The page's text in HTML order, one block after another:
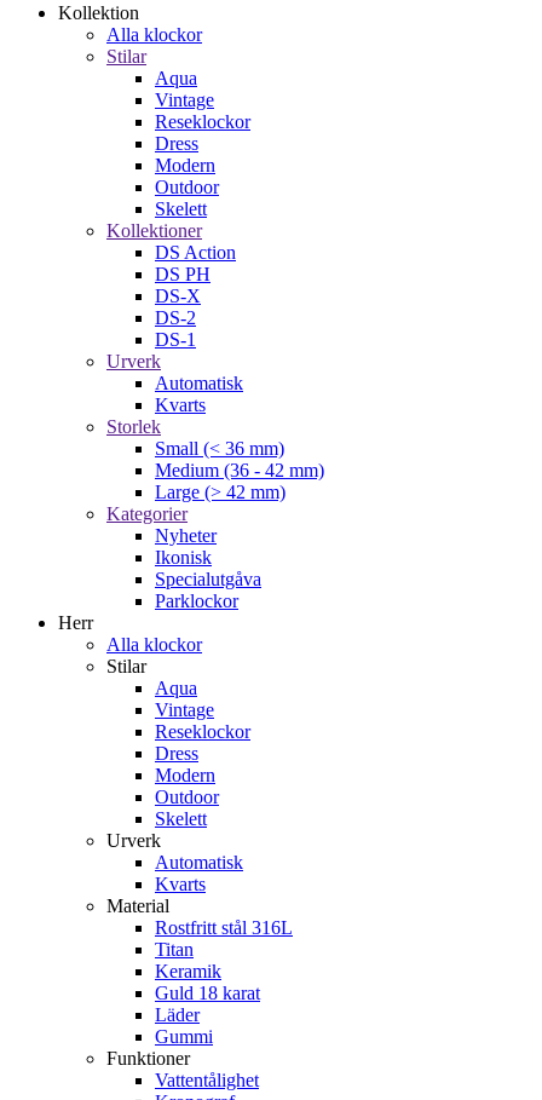
Kollektion
Alla klockor
Stilar
Aqua
Vintage
Reseklockor
Dress
Modern
Outdoor
Skelett
Kollektioner
DS Action
DS PH
DS-X
DS-2
DS-1
Urverk
Automatisk
Kvarts
Storlek
Small (< 36 mm)
Medium (36 - 42 mm)
Large (> 42 mm)
Kategorier
Nyheter
Ikonisk
Specialutgåva
Parklockor
Herr
Alla klockor
Stilar
Aqua
Vintage
Reseklockor
Dress
Modern
Outdoor
Skelett
Urverk
Automatisk
Kvarts
Material
Rostfritt stål 316L
Titan
Keramik
Guld 18 karat
Läder
Gummi
Funktioner
Vattentålighet